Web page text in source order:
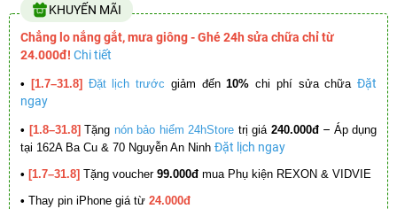
KHUYẾN MÃI
Chẳng lo nắng gắt, mưa giông - Ghé 24h sửa chữa chỉ từ
24.000đ! Chi tiết
• [1.7–31.8] Đặt lịch trước giảm đến10% chi phí sửa chữa Đặt
ngay
• [1.8–31.8] Tặng nón bảo hiểm 24hStore trị giá 240.000đ – Áp dụng
tại 162A Ba Cu & 70 Nguyễn An Ninh Đặt lịch ngay
• [1.7–31.8] Tặng voucher 99.000đ mua Phụ kiện REXON & VIDVIE
• Thay pin iPhone giá từ 24.000đ